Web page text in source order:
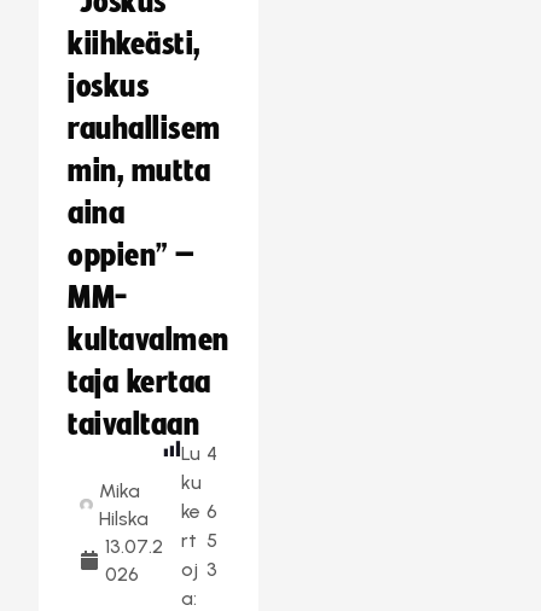
kiihkeästi,
joskus
rauhallisem
min, mutta
aina
oppien” –
MM-
kultavalmen
taja kertaa
taivaltaan
Mika
Hilska
13.07.2
026
Lu
ku
ke
rt
oj
a:
4
6
5
3